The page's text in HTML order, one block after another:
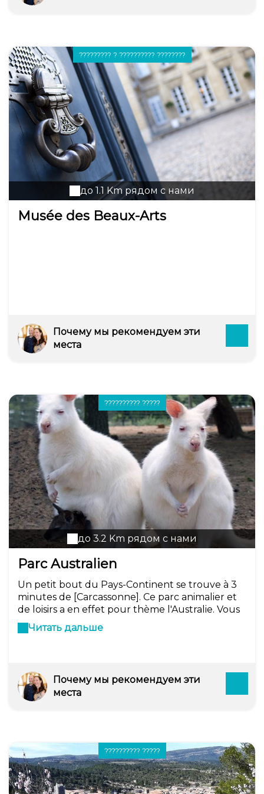
????????? ? ?????????? ????????
до 1.1 Km рядом с нами
Musée des Beaux-Arts
Почему мы рекомендуем эти
места
?????????? ?????
до 3.2 Km рядом с нами
Parc Australien
Un petit bout du Pays-Continent se trouve à 3
minutes de [Carcassonne]. Ce parc animalier et
de loisirs a en effet pour thème l'Australie. Vous
y croisez évidemment des kangourous mais
vous y découvrez également le peuple et la
que l'on fait tournoyer au-dessus de la tête.
Читать дальше
Почему мы рекомендуем эти
места
?????????? ?????